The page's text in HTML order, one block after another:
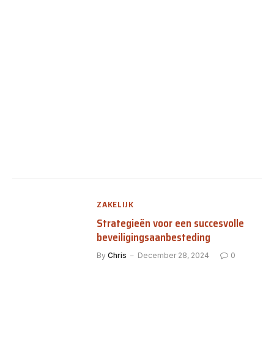
ZAKELIJK
Strategieën voor een succesvolle
beveiligingsaanbesteding
By Chris December 28, 2024 0